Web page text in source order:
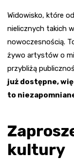
Widowisko, które
nielicznych takich
nowoczesnością.
żywo artystów o
przybliżą
już dostępne,
to
kultury